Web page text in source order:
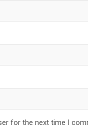
for the next time I